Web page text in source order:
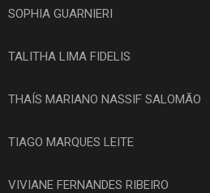
SOPHIA GUARNIERI
TALITHA LIMA FIDELIS
THAÍS MARIANO NASSIF SALOMÃO
TIAGO MARQUES LEITE
VIVIANE FERNANDES RIBEIRO